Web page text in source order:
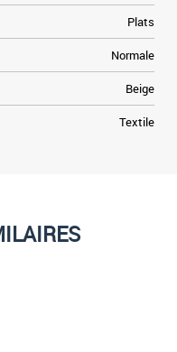
Plats
Normale
Beige
Textile